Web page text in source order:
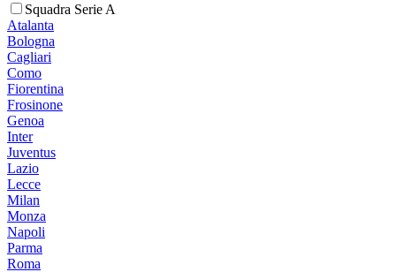
Squadra Serie A
Atalanta
Bologna
Cagliari
Como
Fiorentina
Frosinone
Genoa
Inter
Juventus
Lazio
Lecce
Milan
Monza
Napoli
Parma
Roma